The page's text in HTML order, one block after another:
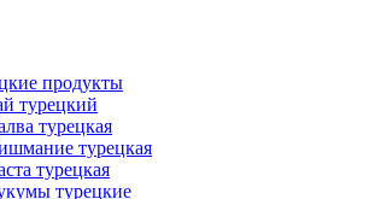
продукты
турецкий
турецкая
турецкая
турецкая
турецкие